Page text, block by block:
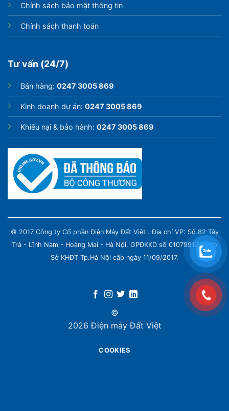
Chính sách bảo mật thông tin
Chính sách thanh toán
Tư vấn (24/7)
Bán hàng: 0247 3005 869
Kinh doanh dự án: 0247 3005 869
Khiếu nại & bảo hành: 0247 3005 869
© 2017 Công ty Cổ phần Điện Máy Đất Việt . Địa chỉ VP: Số 82 Tây
Trà - Lĩnh Nam - Hoàng Mai - Hà Nội. GPĐKKD số 0107991339 do
Sở KHĐT Tp.Hà Nội cấp ngày 11/09/2017.
©
2026 Điện máy Đất Việt
COOKIES